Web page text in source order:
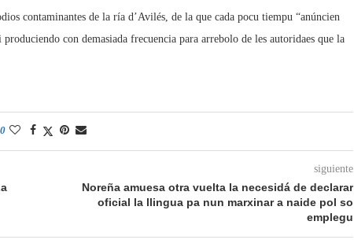
contaminantes de la ría d’Avilés, de la que cada pocu tiempu “anúncien
con demasiada frecuencia para arrebolo de les autoridaes que la
0
siguiente
Noreña amuesa otra vuelta la necesidá de declarar
oficial la llingua pa nun marxinar a naide pol so
emplegu